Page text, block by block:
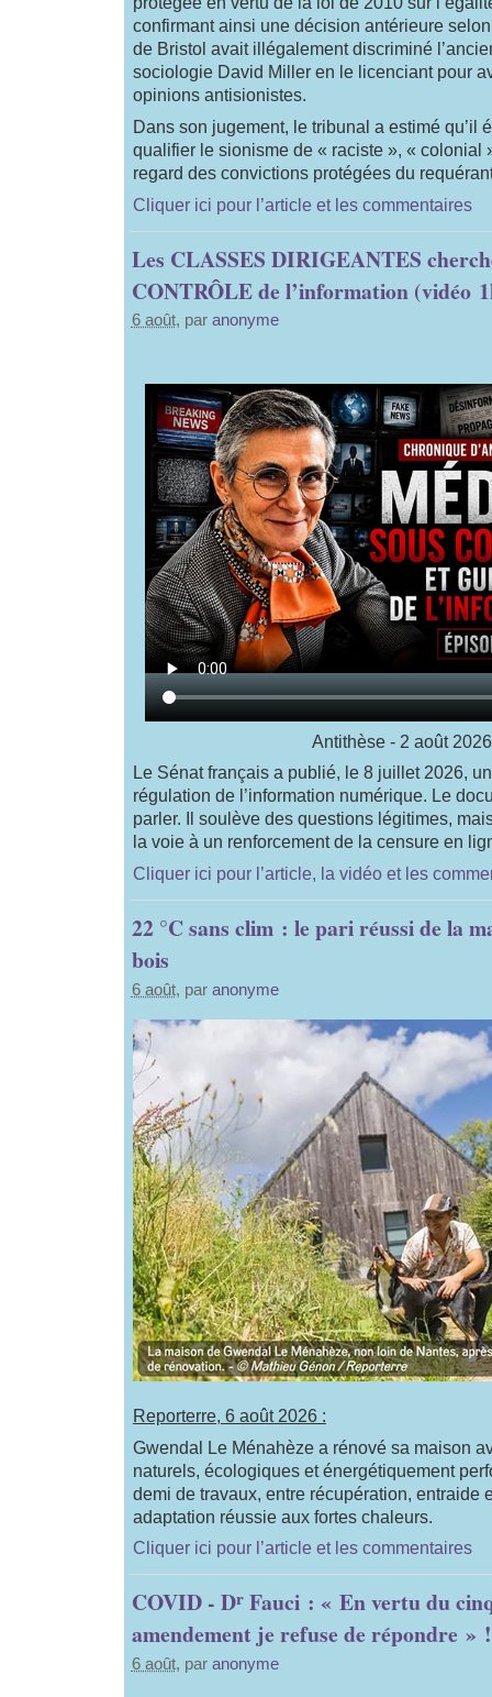
confirmant ainsi une décision antérieure
de Bristol avait illégalement discriminé
sociologie David Miller en le licenciant pour
opinions antisionistes.
Dans son jugement, le tribunal a estimé qu’il
qualifier le sionisme de « raciste », « colonial
regard des convictions protégées du
Cliquer ici pour l’article et les commentaires
Les CLASSES DIRIGEANTES
CONTRÔLE de l’information (vidéo
6 août, par anonyme
Antithèse - 2 août 2026
Le Sénat français a publié, le 8 juillet 2026,
régulation de l’information numérique. Le
parler. Il soulève des questions légitimes,
la voie à un renforcement de la censure en
Cliquer ici pour l’article, la vidéo et les
22 °C sans clim : le pari réussi de la
bois
6 août, par anonyme
Reporterre, 6 août 2026 :
Gwendal Le Ménahèze a rénové sa maison
naturels, écologiques et énergétiquement
demi de travaux, entre récupération, entraide
adaptation réussie aux fortes chaleurs.
Cliquer ici pour l’article et les commentaires
COVID - DrFauci : « En vertu du
amendement je refuse de répondre »
6 août, par anonyme